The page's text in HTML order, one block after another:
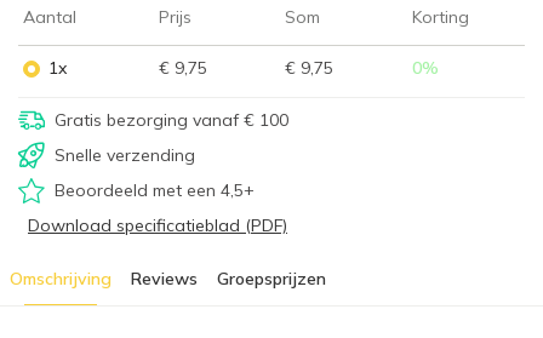
Aantal Prijs Som Korting
1x € 9,75 € 9,75 0%
Gratis bezorging vanaf € 100
Snelle verzending
Beoordeeld met een 4,5+
Download specificatieblad (PDF)
Omschrijving Reviews Groepsprijzen